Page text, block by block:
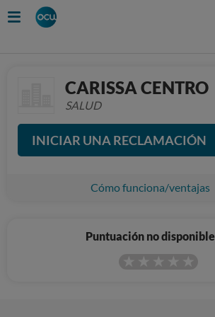
CARISSA CENTRO
SALUD
INICIAR UNA RECLAMACIÓN
Cómo funciona/ventajas
Puntuación no disponible